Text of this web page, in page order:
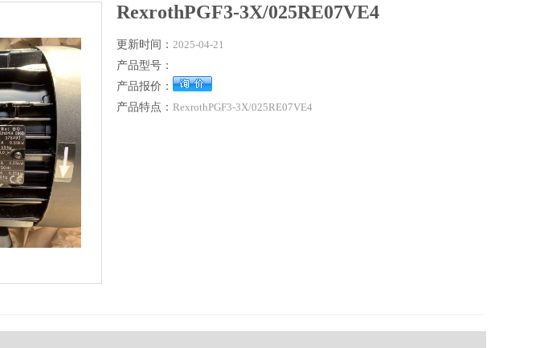
RexrothPGF3-3X/025RE07VE4
更新时间： 2025-04-21
产品型号：
产品报价：
产品特点： RexrothPGF3-3X/025RE07VE4